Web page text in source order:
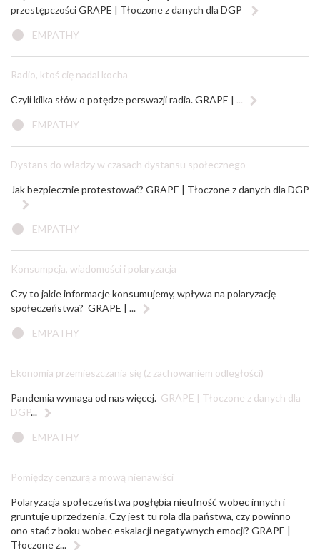
przestępczości GRAPE | Tłoczone z danych dla DGP
EMPATHY
Radio, ktoś cię nadal kocha
Czyli kilka słów o potędze perswazji radia. GRAPE | ...
EMPATHY
Dystans do władzy w czasach dystansu społecznego
Jak bezpiecznie protestować? GRAPE | Tłoczone z danych dla DGP
EMPATHY
Konsumpcja, wiadomości i polaryzacja
Czy to jakie informacje konsumujemy, wpływa na polaryzację
społeczeństwa? GRAPE | ...
EMPATHY
Ekonomia przemieszczania się (z zachowaniem odległości)
Pandemia wymaga od nas więcej. GRAPE | Tłoczone z danych dla
DGP...
EMPATHY
Pomiędzy cenzurą a mową nienawiści
Polaryzacja społeczeństwa pogłębia nieufność wobec innych i
gruntuje uprzedzenia. Czy jest tu rola dla państwa, czy powinno
ono stać z boku wobec eskalacji negatywnych emocji? GRAPE |
Tłoczone z...